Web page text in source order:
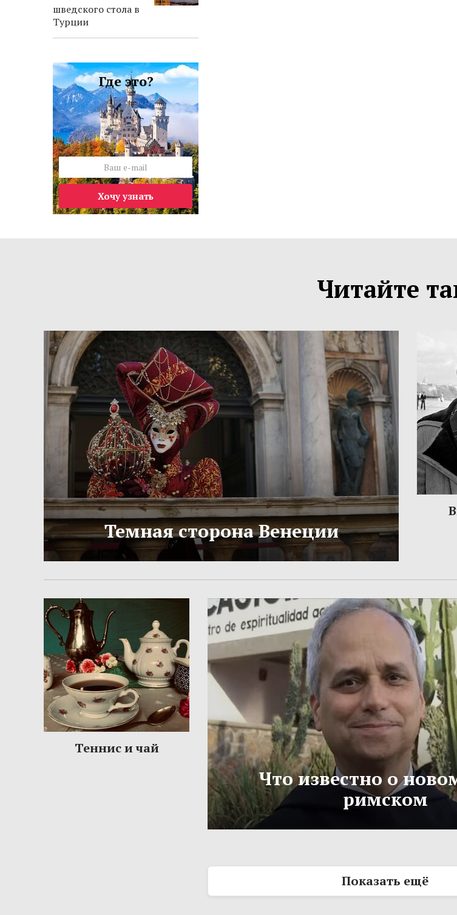
шведского стола в
Турции
Где это?
Хочу узнать
Читайте
Темная сторона Венеции
Теннис и чай
Что известно о
римском
Показать ещё